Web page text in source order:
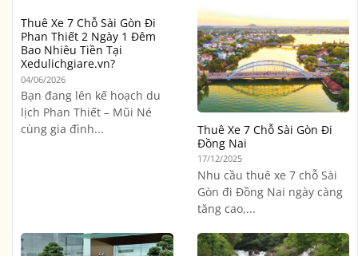
Thuê Xe 7 Chỗ Sài Gòn Đi
Phan Thiết 2 Ngày 1 Đêm
Bao Nhiêu Tiền Tại
Xedulichgiare.vn?
04/06/2026
Bạn đang lên kế hoạch du
lịch Phan Thiết – Mũi Né
cùng gia đình...
Thuê Xe 7 Chỗ Sài Gòn Đi
Đồng Nai
17/12/2025
Nhu cầu thuê xe 7 chỗ Sài
Gòn đi Đồng Nai ngày càng
tăng cao,...